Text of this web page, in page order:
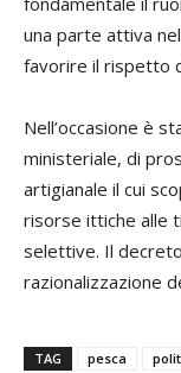
una parte attiva
favorire il rispetto
Nell’occasione è
ministeriale, di
artigianale il cui
risorse ittiche alle
selettive. Il
razionalizzazione
TAG pesca